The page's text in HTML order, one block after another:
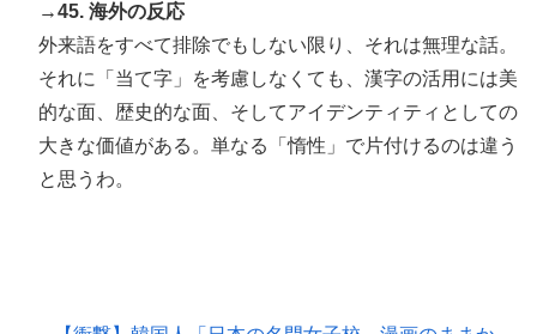
→45. 海外の反応
外来語をすべて排除でもしない限り、それは無理な話。
それに「当て字」を考慮しなくても、漢字の活用には美
的な面、歴史的な面、そしてアイデンティティとしての
大きな価値がある。単なる「惰性」で片付けるのは違う
と思うわ。